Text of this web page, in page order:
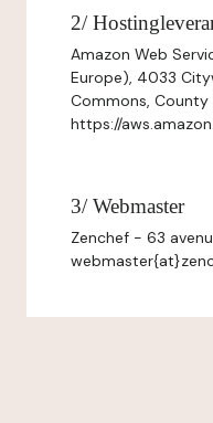
2/
Amazon Web
Europe), 4033
Commons, County
https://
3/ Webmaster
Zenchef - 63